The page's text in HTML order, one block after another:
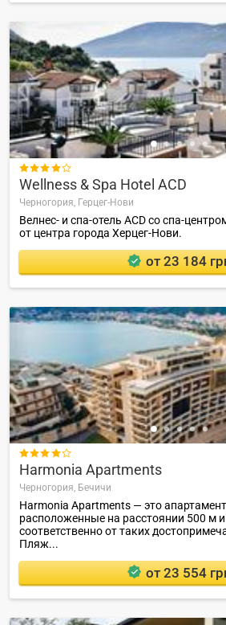

Wellness & Spa Hotel ACD
Черногория, Герцег-Нови
Велнес- и спа-отель ACD со спа-
от центра города Херцег-Нови.
от 23 184

Harmonia Apartments
Черногория, Бечичи
Harmonia Apartments — это
расположенные на расстоянии 500 м
соответственно от таких
Пляж...
от 23 554